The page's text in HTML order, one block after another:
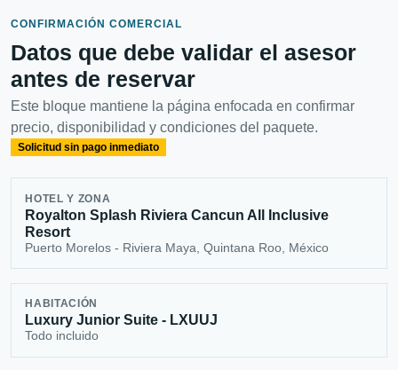
CONFIRMACIÓN COMERCIAL
Datos que debe validar el asesor
antes de reservar
Este bloque mantiene la página enfocada en confirmar
precio, disponibilidad y condiciones del paquete.
Solicitud sin pago inmediato
HOTEL Y ZONA
Royalton Splash Riviera Cancun All Inclusive
Resort
Puerto Morelos - Riviera Maya, Quintana Roo, México
HABITACIÓN
Luxury Junior Suite - LXUUJ
Todo incluido